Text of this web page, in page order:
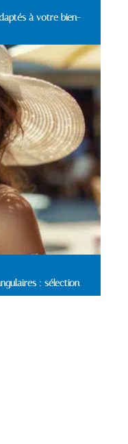
à votre bien-
: sélection